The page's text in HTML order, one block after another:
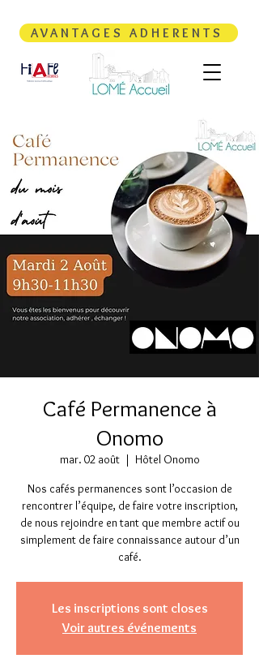
AVANTAGES ADHERENTS
Café Permanence à
Onomo
mar. 02 août
  |
Hôtel Onomo
Nos cafés permanences sont l’occasion de
rencontrer l’équipe, de faire votre inscription,
de nous rejoindre en tant que membre actif ou
simplement de faire connaissance autour d’un
café.
Les inscriptions sont closes
Voir autres événements